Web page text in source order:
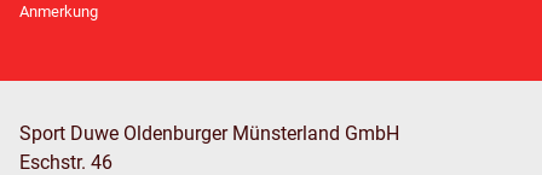
Anmerkung
Sport Duwe Oldenburger Münsterland GmbH
Eschstr. 46